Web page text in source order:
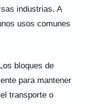
industrias. A
usos comunes
bloques de
para mantener
transporte o